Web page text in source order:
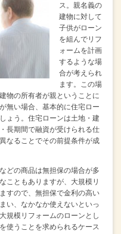
ス。親名義の
建物に対して
子供がローン
を組んでリフ
ォームを計画
するような場
合が考えられ
ます。
この場
物の所有者が親ということに
無い場合、基本的に住宅ロー
ょう。住宅ローンは土地・建
長期間で融資が受けられる仕
なることでその前提条件が成
どの商品は無担保の場合が多
こともありますが、 大規模リ
すので、 無担保で金利の高い
い、なかなか使えないといっ
規模リフォームのローンとし
使うことを求められるケース